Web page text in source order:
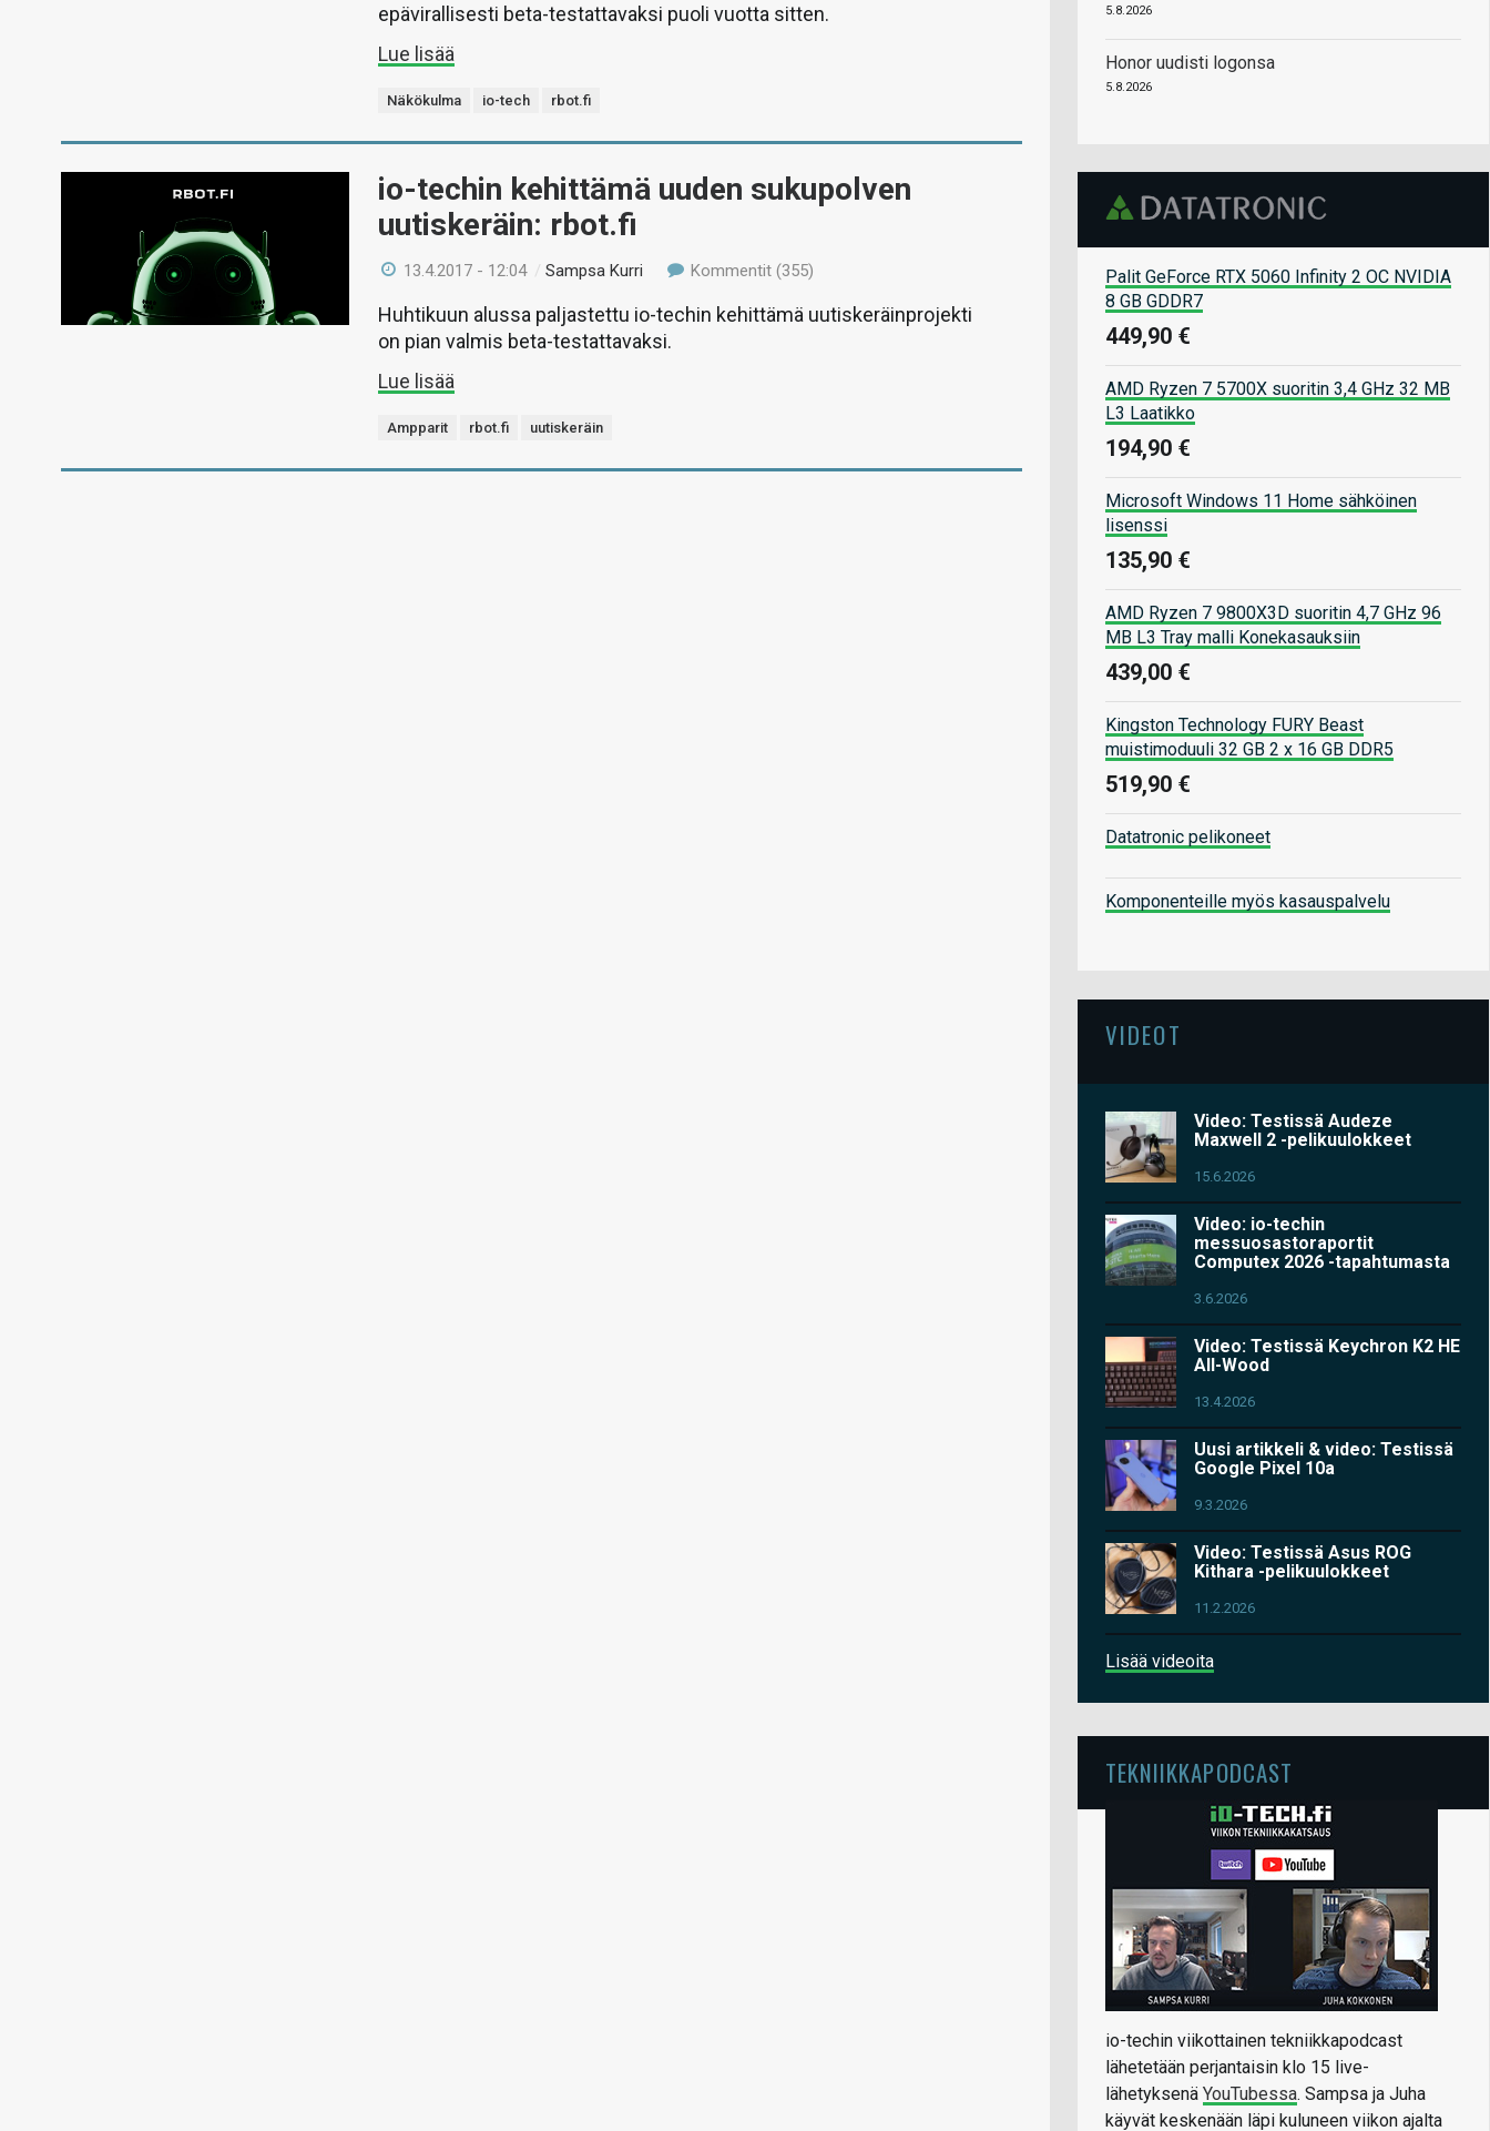
epävirallisesti beta-testattavaksi puoli vuotta sitten.
Lue lisää
Näkökulma io-tech rbot.fi
io-techin kehittämä uuden sukupolven
uutiskeräin: rbot.fi
13.4.2017 - 12:04 /Sampsa Kurri Kommentit (355)
Huhtikuun alussa paljastettu io-techin kehittämä uutiskeräinprojekti
on pian valmis beta-testattavaksi.
Lue lisää
Ampparit rbot.fi uutiskeräin
5.8.2026
Honor uudisti logonsa
5.8.2026
Palit GeForce RTX 5060 Infinity 2 OC NVIDIA
8 GB GDDR7
449,90 €
AMD Ryzen 7 5700X suoritin 3,4 GHz 32 MB
L3 Laatikko
194,90 €
Microsoft Windows 11 Home sähköinen
lisenssi
135,90 €
AMD Ryzen 7 9800X3D suoritin 4,7 GHz 96
MB L3 Tray malli Konekasauksiin
439,00 €
Kingston Technology FURY Beast
muistimoduuli 32 GB 2 x 16 GB DDR5
519,90 €
Datatronic pelikoneet
Komponenteille myös kasauspalvelu
VIDEOT
Video: Testissä Audeze
Maxwell 2 -pelikuulokkeet
15.6.2026
Video: io-techin
messuosastoraportit
Computex 2026 -tapahtumasta
3.6.2026
Video: Testissä Keychron K2 HE
All-Wood
13.4.2026
Uusi artikkeli & video: Testissä
Google Pixel 10a
9.3.2026
Video: Testissä Asus ROG
Kithara -pelikuulokkeet
11.2.2026
Lisää videoita
TEKNIIKKAPODCAST
io-techin viikottainen tekniikkapodcast
lähetetään perjantaisin klo 15 live-
lähetyksenä YouTubessa. Sampsa ja Juha
käyvät keskenään läpi kuluneen viikon ajalta